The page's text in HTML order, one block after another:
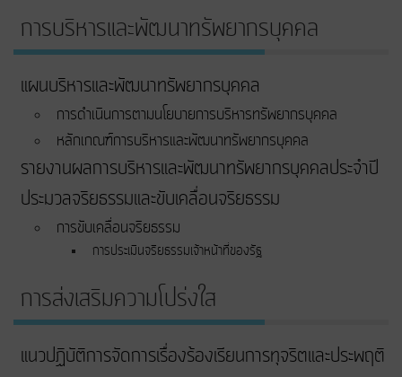
การบริหารและพัฒนาทรัพยากรบุคคล
แผนบริหารและพัฒนาทรัพยากรบุคคล
การดำเนินการตามนโยบายการบริหารทรัพยากรบุคคล
หลักเกณฑ์การบริหารและพัฒนาทรัพยากรบุคคล
รายงานผลการบริหารและพัฒนาทรัพยากรบุคคลประจำปี
ประมวลจริยธรรมและขับเคลื่อนจริยธรรม
การขับเคลื่อนจริยธรรม
การประเมินจริยธรรมเจ้าหน้าที่ของรัฐ
การส่งเสริมความโปร่งใส
แนวปฏิบัติการจัดการเรื่องร้องเรียนการทุจริตและประพฤติ